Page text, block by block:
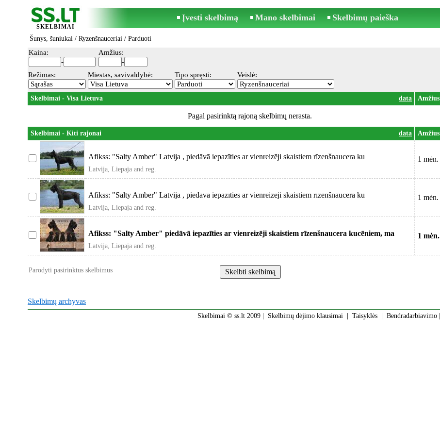
SKELBIMAI
Įvesti skelbimą Mano skelbimai Skelbimų paieška
Šunys, šuniukai / Ryzenšnauceriai / Parduoti
Kaina:
-
Amžius:
-
Režimas:
Miestas, savivaldybė: Tipo spręsti: Veislė:
Skelbimai - Visa Lietuva data Amžius
Pagal pasirinktą rajoną skelbimų nerasta.
Skelbimai - Kiti rajonai data Amžius
Afikss: "Salty Amber" Latvija , piedāvā iepazīties ar vienreizēji skaistiem rīzenšnaucera ku
Latvija, Liepaja and reg.
1 mėn.
Afikss: "Salty Amber" Latvija , piedāvā iepazīties ar vienreizēji skaistiem rīzenšnaucera ku
Latvija, Liepaja and reg.
1 mėn.
Afikss: "Salty Amber" piedāvā iepazīties ar vienreizēji skaistiem rīzenšnaucera kucēniem, ma
Latvija, Liepaja and reg.
1 mėn.
Parodyti pasirinktus skelbimus
Skelbimų archyvas
Skelbimai © ss.lt 2009 | Skelbimų dėjimo klausimai Taisyklės Bendradarbiavimo